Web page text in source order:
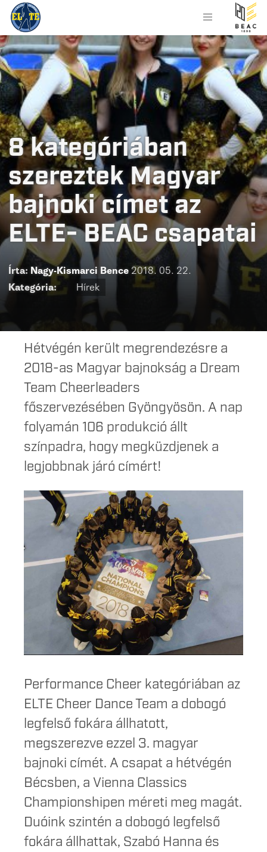
8 kategóriában
szereztek Magyar
bajnoki címet az
ELTE- BEAC csapatai
Írta: Nagy-Kismarci Bence 2018. 05. 22.
Kategória:
Hírek
Hétvégén került megrendezésre a
2018-as Magyar bajnokság a Dream
Team Cheerleaders
főszervezésében Gyöngyösön. A nap
folyamán 106 produkció állt
színpadra, hogy megküzdjenek a
legjobbnak járó címért!
Performance Cheer kategóriában az
ELTE Cheer Dance Team a dobogó
legfelső fokára állhatott,
megszerezve ezzel 3. magyar
bajnoki címét. A csapat a hétvégén
Bécsben, a Vienna Classics
Championshipen méreti meg magát.
Duóink szintén a dobogó legfelső
fokára állhattak, Szabó Hanna és